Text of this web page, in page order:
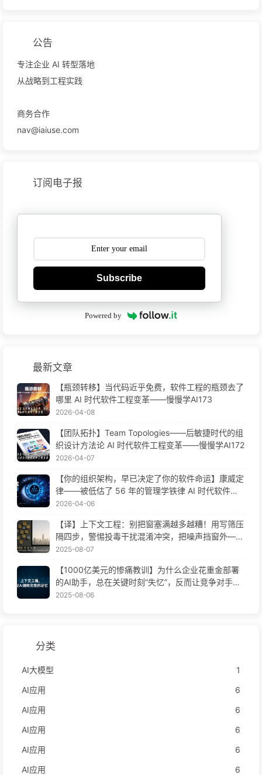
公告
专注企业 AI 转型落地
从战略到工程实践
商务合作
nav@iaiuse.com
订阅电子报
Subscribe
Powered by
最新文章
【瓶颈转移】当代码近乎免费，软件工程的瓶颈去了
哪里 AI 时代软件工程变革——慢慢学AI173
2026-04-08
【团队拓扑】Team Topologies——后敏捷时代的组
织设计方法论 AI 时代软件工程变革——慢慢学AI172
2026-04-07
【你的组织架构，早已决定了你的软件命运】康威定
律——被低估了 56 年的管理学铁律 AI 时代软件工
程变革——慢慢学AI171
2026-04-06
【译】上下文工程：别把窗塞满越多越糟！用写筛压
隔四步，警惕投毒干扰混淆冲突，把噪声挡窗外——
慢慢学AI170
2025-08-07
【1000亿美元的惨痛教训】为什么企业花重金部署
的AI助手，总在关键时刻“失忆”，反而让竞争对手实
现90%性能提升？——慢慢学AI169
2025-08-06
分类
AI大模型
1
AI应用
6
AI应用
6
AI应用
6
AI应用
6
AI应用
6